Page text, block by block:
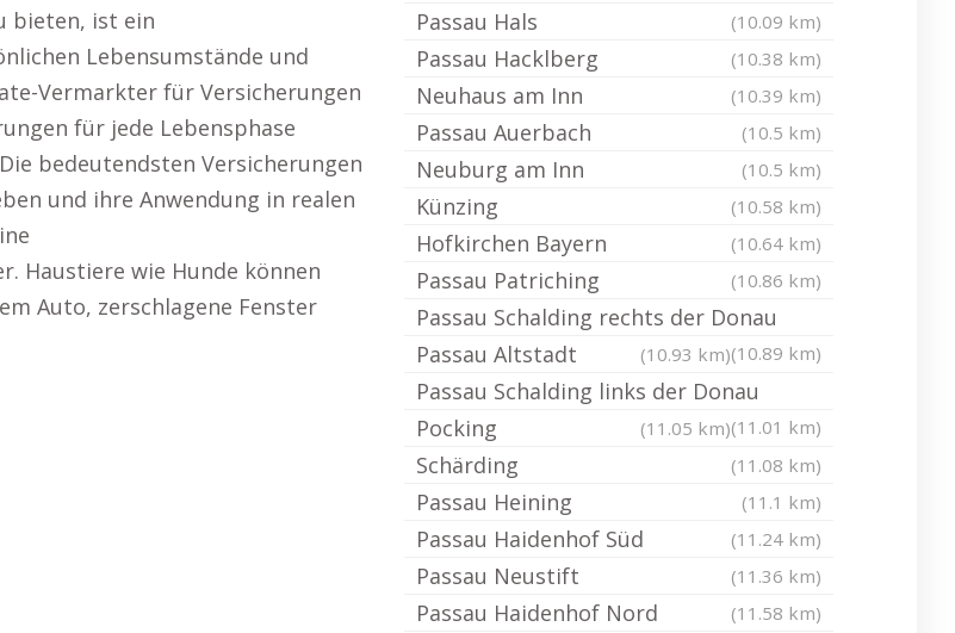
bieten, ist ein
Lebensumstände und
Vermarkter für Versicherungen
für jede Lebensphase
bedeutendsten Versicherungen
und ihre Anwendung in realen
Haustiere wie Hunde können
Auto, zerschlagene Fenster
Passau Hals (10.09 km)
Passau Hacklberg (10.38 km)
Neuhaus am Inn (10.39 km)
Passau Auerbach (10.5 km)
Neuburg am Inn (10.5 km)
Künzing (10.58 km)
Hofkirchen Bayern (10.64 km)
Passau Patriching (10.86 km)
Passau Schalding rechts der Donau
(10.89 km)
Passau Altstadt (10.93 km)
Passau Schalding links der Donau
(11.01 km)
Pocking (11.05 km)
Schärding (11.08 km)
Passau Heining (11.1 km)
Passau Haidenhof Süd (11.24 km)
Passau Neustift (11.36 km)
Passau Haidenhof Nord (11.58 km)